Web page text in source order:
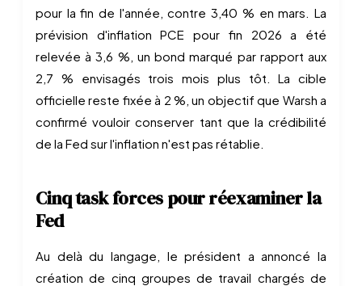
pour la fin de l'année, contre 3,40 % en mars. La
prévision d'inflation PCE pour fin 2026 a été
relevée à 3,6 %, un bond marqué par rapport aux
2,7 % envisagés trois mois plus tôt. La cible
officielle reste fixée à 2 %, un objectif que Warsh a
confirmé vouloir conserver tant que la crédibilité
de la Fed sur l'inflation n'est pas rétablie.
Cinq task forces pour réexaminer la
Fed
Au delà du langage, le président a annoncé la
création de cinq groupes de travail chargés de